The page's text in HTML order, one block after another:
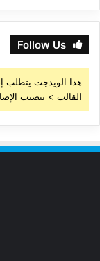
Follow Us
هذا الويدجت يتطلب
القالب > تنصيب